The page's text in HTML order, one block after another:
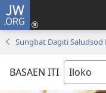
JW.ORG
Sungbat Dagiti
BASAEN ITI